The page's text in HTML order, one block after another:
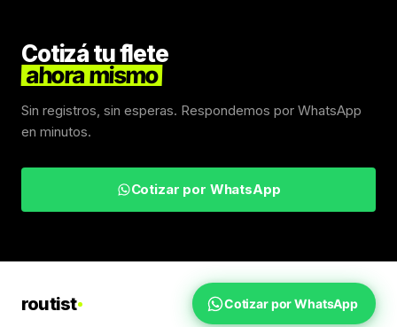
Cotizá tu flete
ahora mismo
Sin registros, sin esperas. Respondemos por WhatsApp
en minutos.
Cotizar por WhatsApp
routist Fletes UruguayInicio
Cotizar por WhatsApp